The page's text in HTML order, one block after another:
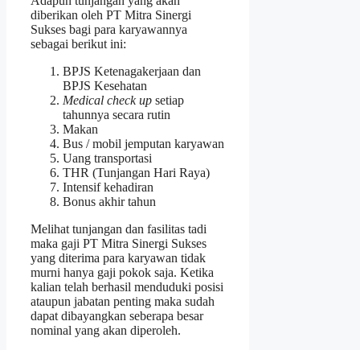
diberikan oleh PT Mitra Sinergi
Sukses bagi para karyawannya
sebagai berikut ini:
BPJS Ketenagakerjaan dan
BPJS Kesehatan
Medical check up setiap
tahunnya secara rutin
Makan
Bus / mobil jemputan karyawan
Uang transportasi
THR (Tunjangan Hari Raya)
Intensif kehadiran
Bonus akhir tahun
Melihat tunjangan dan fasilitas tadi
maka gaji PT Mitra Sinergi Sukses
yang diterima para karyawan tidak
murni hanya gaji pokok saja. Ketika
kalian telah berhasil menduduki posisi
ataupun jabatan penting maka sudah
dapat dibayangkan seberapa besar
nominal yang akan diperoleh.